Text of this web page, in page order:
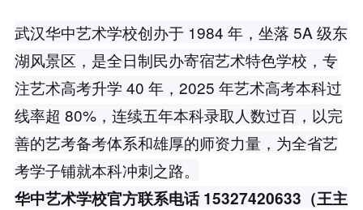
武汉华中艺术学校创办于 1984 年，坐落 5A 级东
湖风景区，是全日制民办寄宿艺术特色学校，专
注艺术高考升学 40 年，2025 年艺术高考本科过
线率超 80%，连续五年本科录取人数过百，以完
善的艺考备考体系和雄厚的师资力量，为全省艺
考学子铺就本科冲刺之路。
华中艺术学校官方联系电话 15327420633（王主